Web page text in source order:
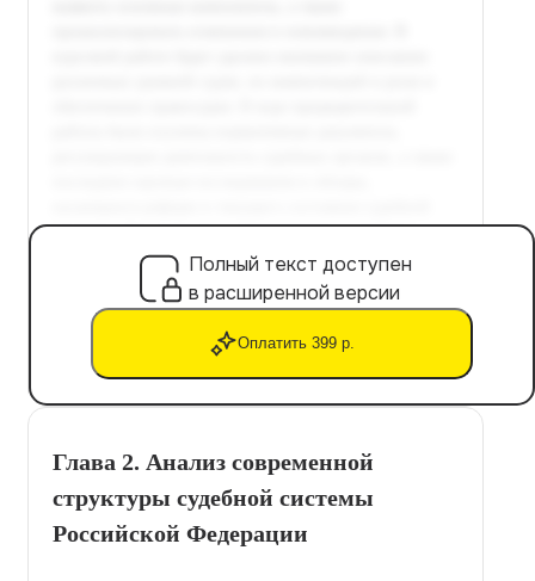
Полный текст доступен
в расширенной версии
Оплатить 399 р.
Глава 2. Анализ современной
структуры судебной системы
Российской Федерации